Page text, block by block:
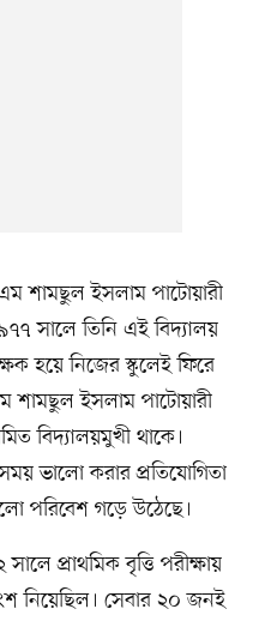
শামছুল ইসলাম পাটোয়ারী
১৯৭৭ সালে তিনি এই বিদ্যালয়
হয়ে নিজের স্কুলেই ফিরে
ইসলাম পাটোয়ারী
বিদ্যালয়মুখী থাকে।
ভালো করার প্রতিযোগিতা
পরিবেশ গড়ে উঠেছে।
প্রাথমিক বৃত্তি পরীক্ষায়
নিয়েছিল। সেবার ২০ জনই